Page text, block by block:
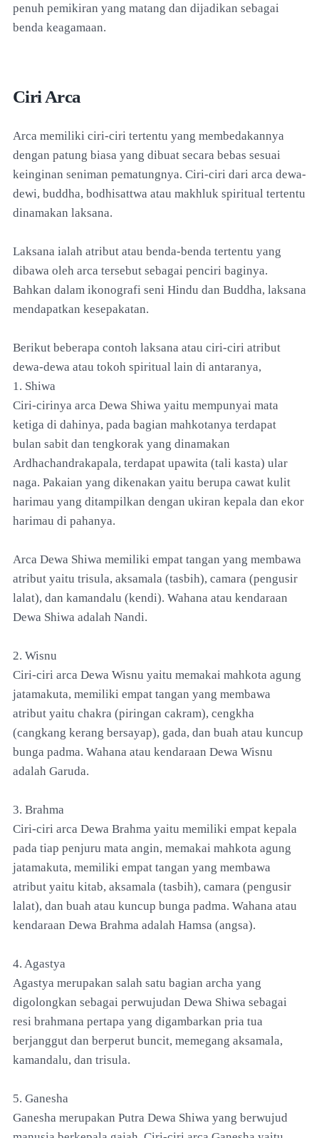
penuh pemikiran yang matang dan dijadikan sebagai
benda keagamaan.
Ciri Arca
Arca memiliki ciri-ciri tertentu yang membedakannya
dengan patung biasa yang dibuat secara bebas sesuai
keinginan seniman pematungnya. Ciri-ciri dari arca dewa-
dewi, buddha, bodhisattwa atau makhluk spiritual tertentu
dinamakan laksana.
Laksana ialah atribut atau benda-benda tertentu yang
dibawa oleh arca tersebut sebagai penciri baginya.
Bahkan dalam ikonografi seni Hindu dan Buddha, laksana
mendapatkan kesepakatan.
Berikut beberapa contoh laksana atau ciri-ciri atribut
dewa-dewa atau tokoh spiritual lain di antaranya,
1. Shiwa
Ciri-cirinya arca Dewa Shiwa yaitu mempunyai mata
ketiga di dahinya, pada bagian mahkotanya terdapat
bulan sabit dan tengkorak yang dinamakan
Ardhachandrakapala, terdapat upawita (tali kasta) ular
naga. Pakaian yang dikenakan yaitu berupa cawat kulit
harimau yang ditampilkan dengan ukiran kepala dan ekor
harimau di pahanya.
Arca Dewa Shiwa memiliki empat tangan yang membawa
atribut yaitu trisula, aksamala (tasbih), camara (pengusir
lalat), dan kamandalu (kendi). Wahana atau kendaraan
Dewa Shiwa adalah Nandi.
2. Wisnu
Ciri-ciri arca Dewa Wisnu yaitu memakai mahkota agung
jatamakuta, memiliki empat tangan yang membawa
atribut yaitu chakra (piringan cakram), cengkha
(cangkang kerang bersayap), gada, dan buah atau kuncup
bunga padma. Wahana atau kendaraan Dewa Wisnu
adalah Garuda.
3. Brahma
Ciri-ciri arca Dewa Brahma yaitu memiliki empat kepala
pada tiap penjuru mata angin, memakai mahkota agung
jatamakuta, memiliki empat tangan yang membawa
atribut yaitu kitab, aksamala (tasbih), camara (pengusir
lalat), dan buah atau kuncup bunga padma. Wahana atau
kendaraan Dewa Brahma adalah Hamsa (angsa).
4. Agastya
Agastya merupakan salah satu bagian archa yang
digolongkan sebagai perwujudan Dewa Shiwa sebagai
resi brahmana pertapa yang digambarkan pria tua
berjanggut dan berperut buncit, memegang aksamala,
kamandalu, dan trisula.
5. Ganesha
Ganesha merupakan Putra Dewa Shiwa yang berwujud